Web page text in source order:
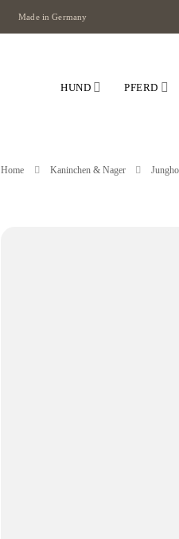
Made in Germany
HUND PFERD
Home Kaninchen & Nager